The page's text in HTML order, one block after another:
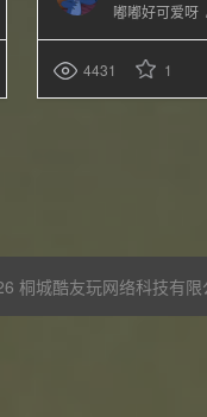
嘟嘟好可爱呀
4431 1
桐城酷友玩网络科技有